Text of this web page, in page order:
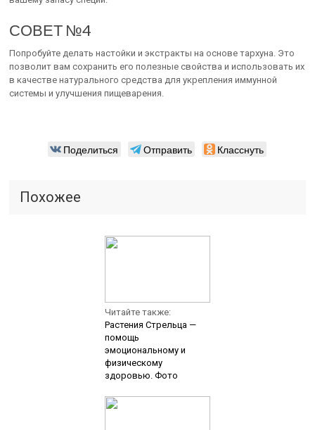
СОВЕТ №4
Попробуйте делать настойки и экстракты на основе тархуна. Это
позволит вам сохранить его полезные свойства и использовать их
в качестве натурального средства для укрепления иммунной
системы и улучшения пищеварения.
Поделиться Отправить Класснуть
Похожее
Читайте также:
Растения Стрельца —
помощь
эмоциональному и
физическому
здоровью. Фото